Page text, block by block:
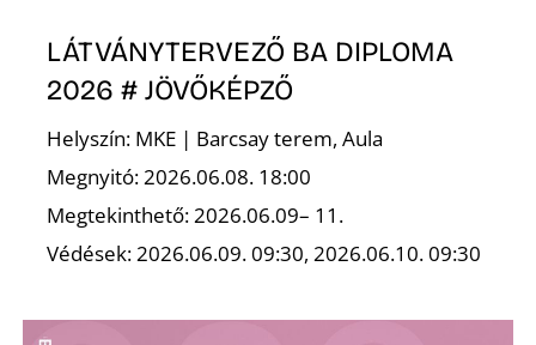
LÁTVÁNYTERVEZŐ BA DIPLOMA
2026 # JÖVŐKÉPZŐ
Helyszín: MKE | Barcsay terem, Aula
Megnyitó: 2026.06.08. 18:00
Megtekinthető: 2026.06.09– 11.
Védések: 2026.06.09. 09:30, 2026.06.10. 09:30